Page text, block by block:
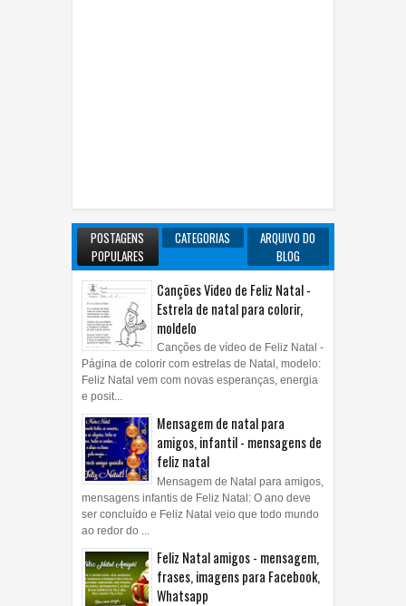
POSTAGENS
POPULARES
CATEGORIAS
ARQUIVO DO
BLOG
Canções Video de Feliz Natal -
Estrela de natal para colorir,
moldelo
Canções de vídeo de Feliz Natal -
Página de colorir com estrelas de Natal, modelo:
Feliz Natal vem com novas esperanças, energia
e posit...
Mensagem de natal para
amigos, infantil - mensagens de
feliz natal
Mensagem de Natal para amigos,
mensagens infantis de Feliz Natal: O ano deve
ser concluído e Feliz Natal veio que todo mundo
ao redor do ...
Feliz Natal amigos - mensagem,
frases, imagens para Facebook,
Whatsapp